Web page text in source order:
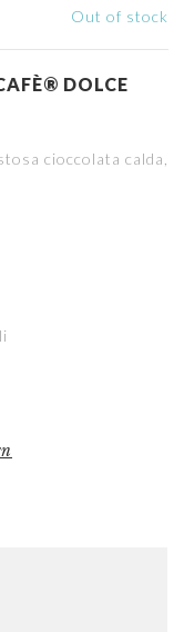
Out of stock
DOLCE
cioccolata calda,